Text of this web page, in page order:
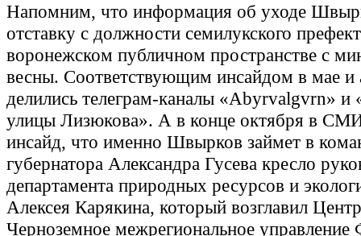
Напомним, что информация об уходе
отставку с должности семилукского
воронежском публичном пространстве с
весны. Соответствующим инсайдом в мае и
делились телеграм-каналы «Abyrvalgvrn» и
улицы Лизюкова». А в конце октября в
инсайд, что именно Швырков займет в
губернатора Александра Гусева кресло
департамента природных ресурсов и
Алексея Карякина, который возглавил
Черноземное межрегиональное управление